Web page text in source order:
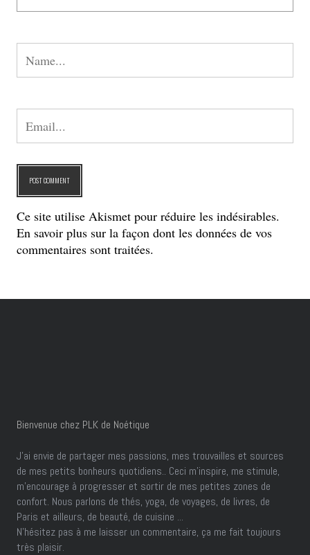
Ce site utilise Akismet pour réduire les indésirables.
En savoir plus sur la façon dont les données de vos
commentaires sont traitées.
Bienvenue chez PLK de Noétique
J’ai envie de partager mes passions, mes trouvailles et sources
de mes petits bonheurs quotidiens.. Ceci m'inspire, me stimule,
m'encourage à progresser et sortir de mes petites zones de
confort. Nous parlons de thés, yoga, de voyages, de livres, de
Paris et ailleurs, de beauté, de cuisine ...
N'hésitez pas à me laisser un commentaire, ça me fait toujours
très plaisir.